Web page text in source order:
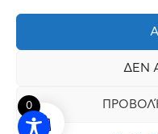
ΔΕΝ
0